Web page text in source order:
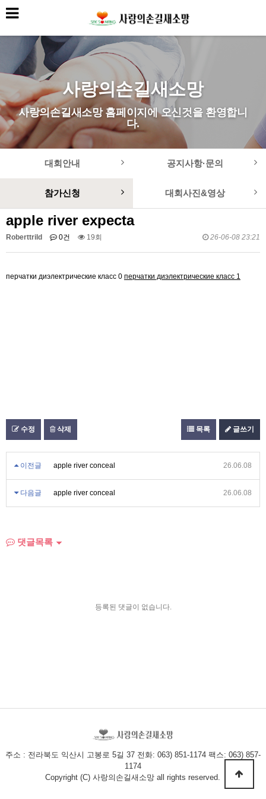
사랑의손길새소망
사랑의손길새소망 홈페이지에 오신것을 환영합니
다.
대회안내 공지사항·문의
참가신청 대회사진&영상
apple river expecta
Roberttrild 0건 19회 26-06-08 23:21
перчатки диэлектрические класс 0 перчатки диэлектрические класс 1
수정 삭제 목록 글쓰기
이전글 apple river conceal 26.06.08
다음글 apple river conceal 26.06.08
댓글목록
등록된 댓글이 없습니다.
주소 : 전라북도 익산시 고봉로 5길 37 전화: 063) 851-1174 팩스: 063) 857-
1174